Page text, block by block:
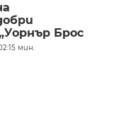
Брос
за 110
мин.